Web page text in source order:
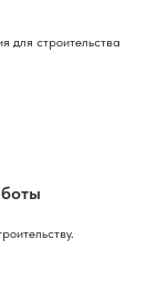
для строительства